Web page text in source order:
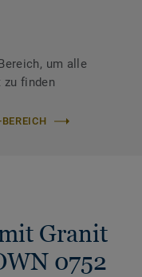
um alle
zu finden
Granit
0752